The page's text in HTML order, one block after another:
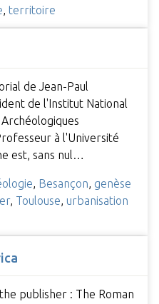
, territoire
de Jean-Paul
de l'Institut National
à l'Université
est, sans nul…
, Besançon, genèse
, Toulouse, urbanisation
publisher : The Roman